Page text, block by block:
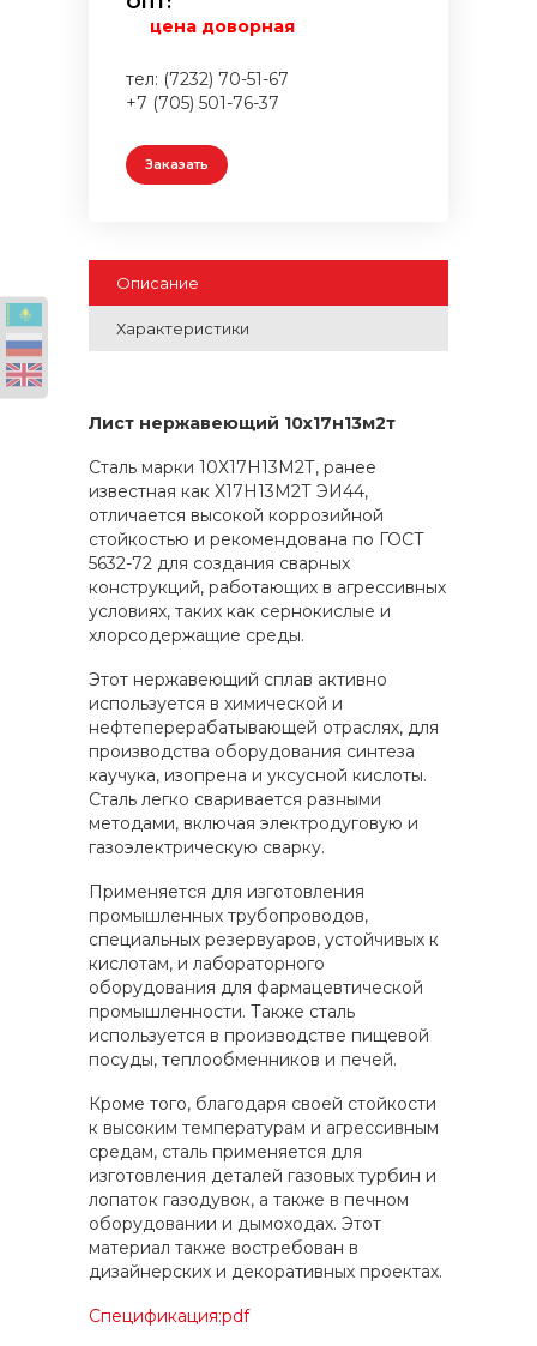
цена доворная
тел: (7232) 70-51-67
+7 (705) 501-76-37
Заказать
Описание
Характеристики
Лист нержавеющий 10х17н13м2т
Сталь марки 10Х17Н13М2Т, ранее
известная как Х17Н13М2Т ЭИ44,
отличается высокой коррозийной
стойкостью и рекомендована по ГОСТ
5632-72 для создания сварных
конструкций, работающих в агрессивных
условиях, таких как сернокислые и
хлорсодержащие среды.
Этот нержавеющий сплав активно
используется в химической и
нефтеперерабатывающей отраслях, для
производства оборудования синтеза
каучука, изопрена и уксусной кислоты.
Сталь легко сваривается разными
методами, включая электродуговую и
газоэлектрическую сварку.
Применяется для изготовления
промышленных трубопроводов,
специальных резервуаров, устойчивых к
кислотам, и лабораторного
оборудования для фармацевтической
промышленности. Также сталь
используется в производстве пищевой
посуды, теплообменников и печей.
Кроме того, благодаря своей стойкости
к высоким температурам и агрессивным
средам, сталь применяется для
изготовления деталей газовых турбин и
лопаток газодувок, а также в печном
оборудовании и дымоходах. Этот
материал также востребован в
дизайнерских и декоративных проектах.
Спецификация:pdf